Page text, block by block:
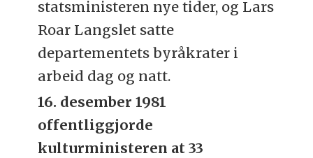
statsministeren nye tider, og Lars
Roar Langslet satte
departementets byråkrater i
arbeid dag og natt.
16. desember 1981
offentliggjorde
kulturministeren at 33